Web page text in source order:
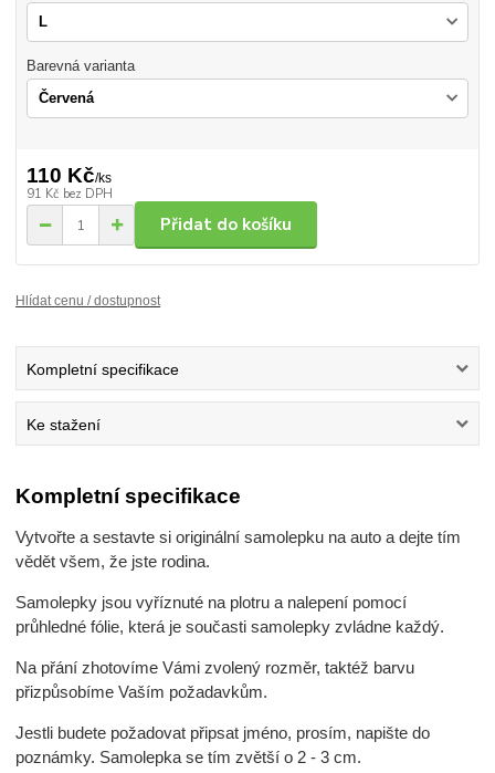
Barevná varianta
110 Kč/ks
91 Kč bez DPH
Přidat do košíku
Hlídat cenu / dostupnost
Kompletní specifikace
Ke stažení
Kompletní specifikace
Vytvořte a sestavte si originální samolepku na auto a dejte tím
vědět všem, že jste rodina.
Samolepky jsou vyříznuté na plotru a nalepení pomocí
průhledné fólie, která je současti samolepky zvládne každý.
Na přání zhotovíme Vámi zvolený rozměr, taktéž barvu
přizpůsobíme Vaším požadavkům.
Jestli budete požadovat připsat jméno, prosím, napište do
poznámky. Samolepka se tím zvětší o 2 - 3 cm.